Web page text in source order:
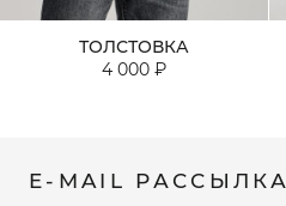
ТОЛСТОВКА
4 000 ₽
E-MAIL РАССЫЛКА